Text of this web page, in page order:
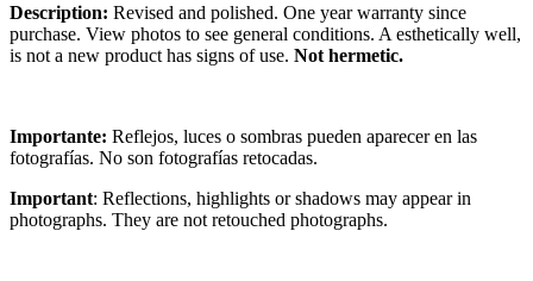
Description: Revised and polished. One year warranty since
purchase. View photos to see general conditions. A esthetically well,
is not a new product has signs of use. Not hermetic.
Importante: Reflejos, luces o sombras pueden aparecer en las
fotografías. No son fotografías retocadas.
Important: Reflections, highlights or shadows may appear in
photographs. They are not retouched photographs.